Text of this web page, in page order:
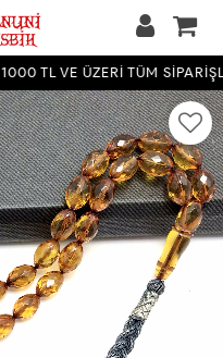
1000 TL VE ÜZERİ TÜM